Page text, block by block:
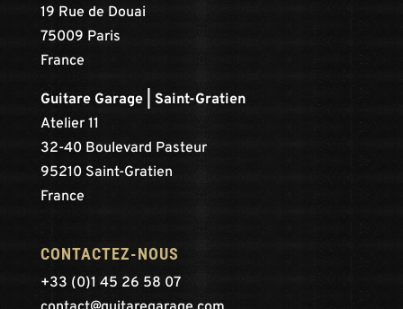
19 Rue de Douai
75009 Paris
France
Guitare Garage | Saint-Gratien
Atelier 11
32-40 Boulevard Pasteur
95210 Saint-Gratien
France
CONTACTEZ-NOUS
+33 (0)1 45 26 58 07